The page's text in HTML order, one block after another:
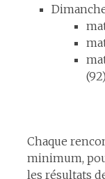
(92)
Chaque
minimum,
les résultats